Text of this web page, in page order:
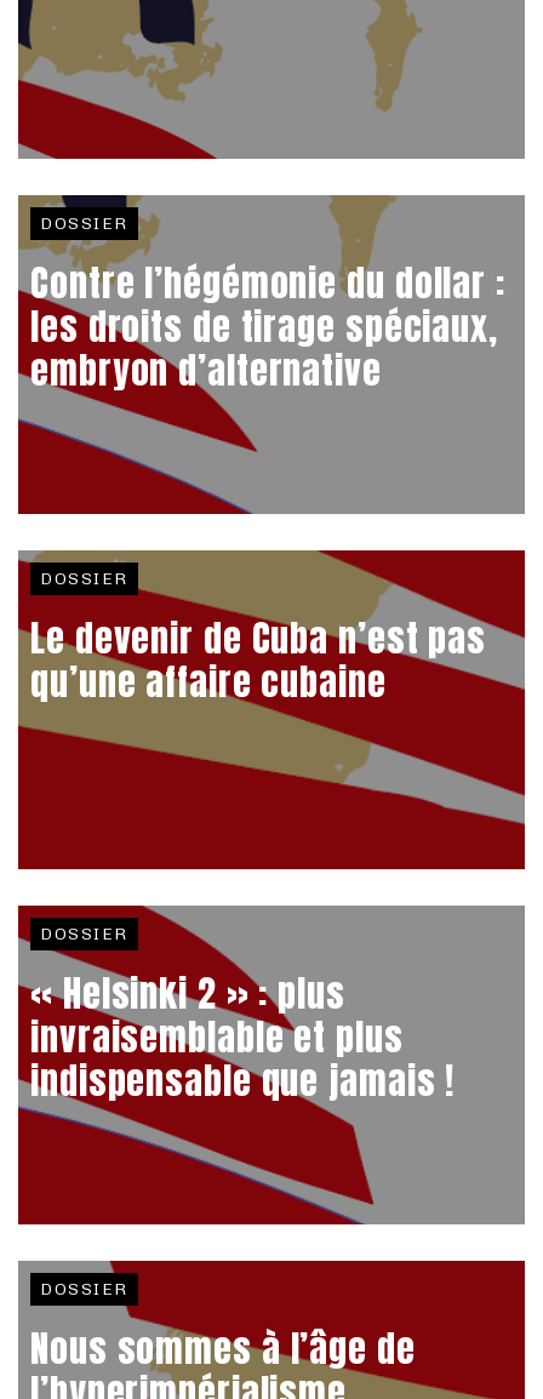
DOSSIER
Contre l’hégémonie du dollar :
les droits de tirage spéciaux,
embryon d’alternative
DOSSIER
Le devenir de Cuba n’est pas
qu’une affaire cubaine
DOSSIER
« Helsinki 2 » : plus
invraisemblable et plus
indispensable que jamais !
DOSSIER
Nous sommes à l’âge de